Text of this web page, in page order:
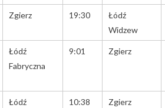
Zgierz 19:30
Łódź
Widzew
Łódź
Fabryczna
9:01 Zgierz
Łódź
10:38 Zgierz